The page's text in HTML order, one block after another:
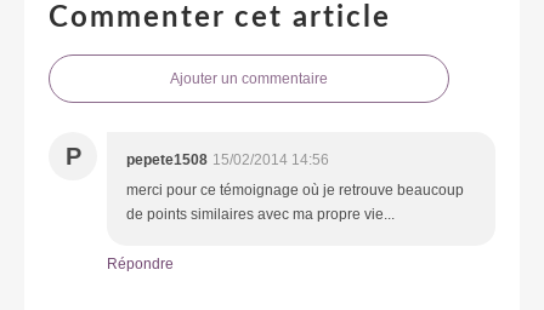
Commenter cet article
Ajouter un commentaire
P pepete1508 15/02/2014 14:56
merci pour ce témoignage où je retrouve beaucoup
de points similaires avec ma propre vie...
Répondre